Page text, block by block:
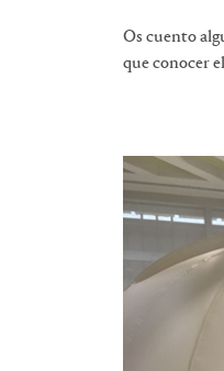
Os cuento
que conocer